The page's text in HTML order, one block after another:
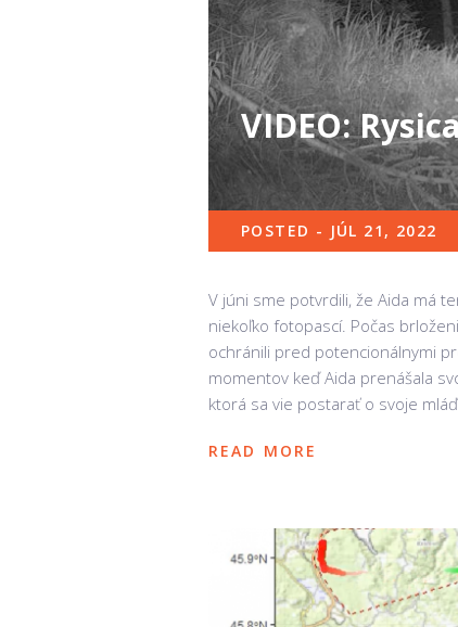
VIDEO:
POSTED - JÚL 21, 2022
V júni sme potvrdili, že Aida má
niekoľko fotopascí. Počas
ochránili pred potencionálnymi
momentov keď Aida prenášala
ktorá sa vie postarať o svoje
READ MORE